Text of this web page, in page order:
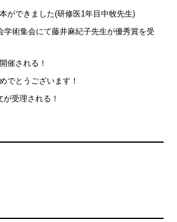
ができました(研修医1年目中牧先生)
学術集会にて藤井麻紀子先生が優秀賞を受
催される！
でとうございます！
受理される！